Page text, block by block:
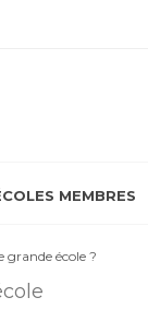
MEMBRES
grande école ?